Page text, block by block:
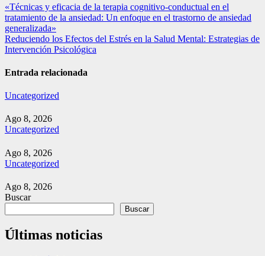
Navegación
de
entradas
«Técnicas y eficacia de la terapia cognitivo-conductual en el
tratamiento de la ansiedad: Un enfoque en el trastorno de ansiedad
generalizada»
Reduciendo los Efectos del Estrés en la Salud Mental: Estrategias de
Intervención Psicológica
Entrada relacionada
Uncategorized
Ago 8, 2026
Uncategorized
Ago 8, 2026
Uncategorized
Ago 8, 2026
Buscar
Buscar
Últimas noticias